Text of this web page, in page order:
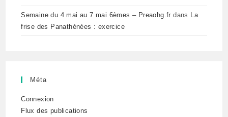
Semaine du 4 mai au 7 mai 6èmes – Preaohg.fr dans La
frise des Panathénées : exercice
Méta
Connexion
Flux des publications